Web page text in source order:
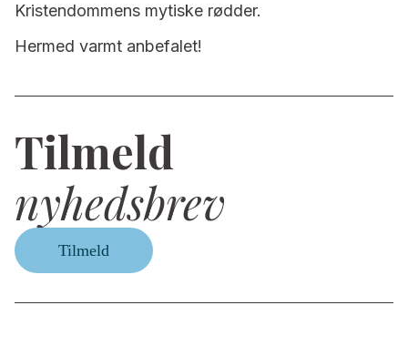
Kristendommens mytiske rødder.
Hermed varmt anbefalet!
Tilmeld
nyhedsbrev
Tilmeld